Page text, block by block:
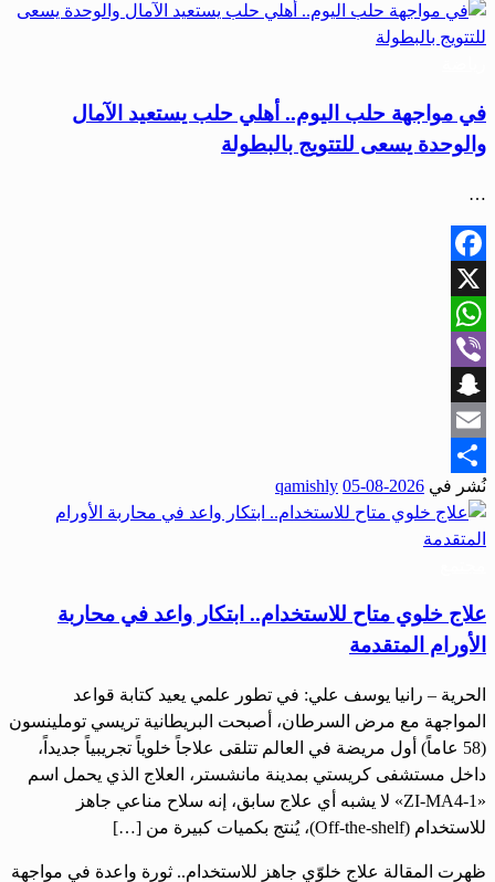
في مواجهة حلب اليوم.. أهلي حلب يستعيد الآمال
والوحدة يسعى للتتويج بالبطولة
…
Facebook
X
WhatsApp
Viber
Snapchat
Email
Share
نُشر في 2026-08-05
qamishly
علاج خلوي متاح للاستخدام.. ابتكار واعد في محاربة
الأورام المتقدمة
الحرية – رانيا يوسف علي: في تطور علمي يعيد كتابة قواعد
المواجهة مع مرض السرطان، أصبحت البريطانية تريسي توملينسون
(58 عاماً) أول مريضة في العالم تتلقى علاجاً خلوياً تجريبياً جديداً،
داخل مستشفى كريستي بمدينة مانشستر، العلاج الذي يحمل اسم
«ZI-MA4-1» لا يشبه أي علاج سابق، إنه سلاح مناعي جاهز
للاستخدام (Off-the-shelf)، يُنتج بكميات كبيرة من […]
ظهرت المقالة علاج خلوّي جاهز للاستخدام.. ثورة واعدة في مواجهة